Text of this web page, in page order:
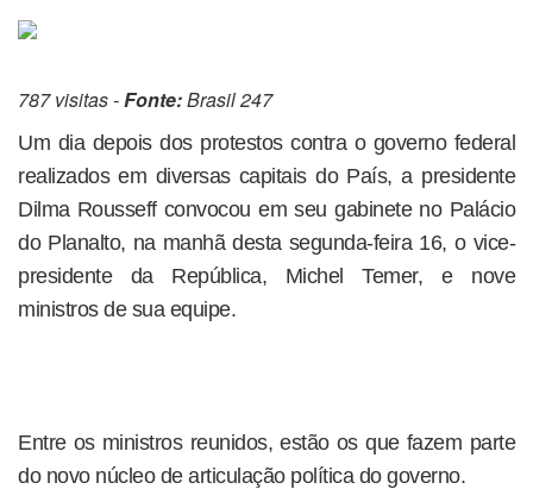
787 visitas -Fonte:Brasil 247
Um dia depois dos protestos contra o governo federal
realizados em diversas capitais do País, a presidente
Dilma Rousseff convocou em seu gabinete no Palácio
do Planalto, na manhã desta segunda-feira 16, o vice-
presidente da República, Michel Temer, e nove
ministros de sua equipe.
Entre os ministros reunidos, estão os que fazem parte
do novo núcleo de articulação política do governo.